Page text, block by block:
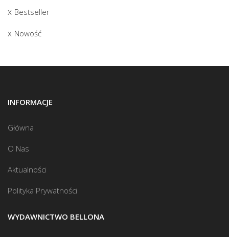
Bestseller
Nowość
INFORMACJE
Główna
O Nas
Aktualności
Polityka Prywatności
WYDAWNICTWO BELLONA